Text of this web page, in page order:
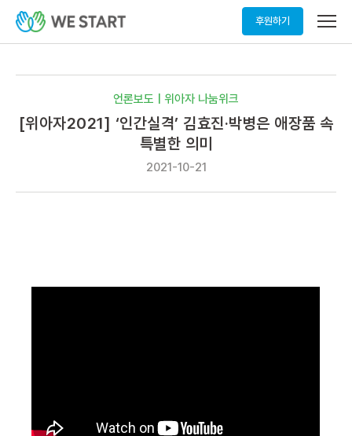
후원하기
메
열
언론보도 | 위아자 나눔위크
[위아자2021] ‘인간실격’ 김효진·박병은 애장품 속
특별한 의미
2021-10-21